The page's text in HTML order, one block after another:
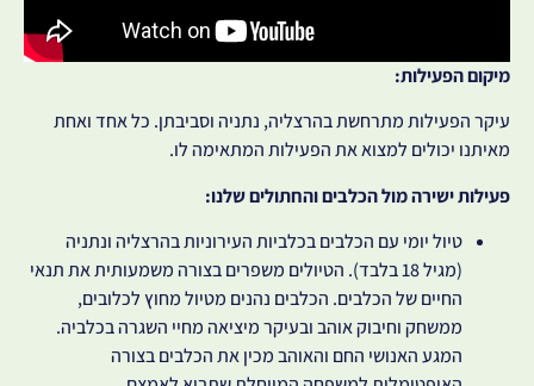
מיקום הפעילות:
עיקר הפעילות מתרחשת בהרצליה, נתניה וסביבתן. כל אחד ואחת
מאיתנו יכולים למצוא את הפעילות המתאימה לו.
פעילות ישירה מול הכלבים והחתולים שלנו:
טיול יומי עם הכלבים בכלביות העירוניות בהרצליה ונתניה
(מגיל 18 בלבד). הטיולים משפרים בצורה משמעותית את תנאי
החיים של הכלבים. הכלבים נהנים מטיול מחוץ לכלובים,
ממשחק וחיבוק אוהב ובעיקר מיציאה מחיי השגרה בכלביה.
המגע האנושי החם והאוהב מכין את הכלבים בצורה